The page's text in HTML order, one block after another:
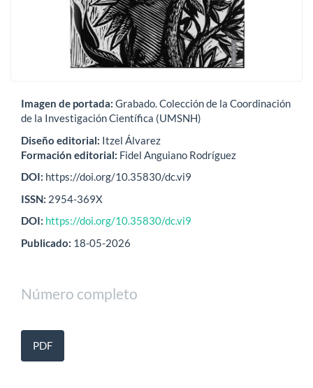
Imagen de portada: Grabado. Colección de la Coordinación
de la Investigación Científica (UMSNH)
Diseño editorial: Itzel Álvarez
Formación editorial: Fidel Anguiano Rodríguez
DOI: https://doi.org/10.35830/dc.vi9
ISSN: 2954-369X
DOI: https://doi.org/10.35830/dc.vi9
Publicado: 18-05-2026
Número completo
PDF